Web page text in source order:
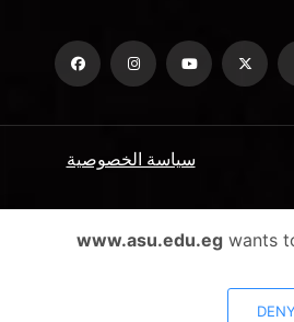
سياسة الخصوصية
الأسئلة الشائعة
www.asu.edu.egwants
DENY